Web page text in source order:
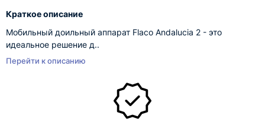
Краткое описание
Мобильный доильный аппарат Flaco Andalucia 2 - это
идеальное решение д..
Перейти к описанию